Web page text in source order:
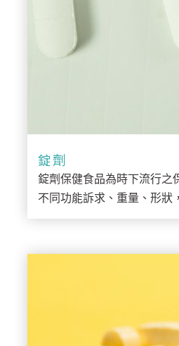
錠劑
錠劑保健食品為時下流行之
不同功能訴求、重量、形狀
需求錠狀保健食品，如：葉